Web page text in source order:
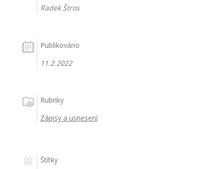
Radek Štros
Publikováno
11.2.2022
Rubriky
Zápisy a usnesení
Štítky